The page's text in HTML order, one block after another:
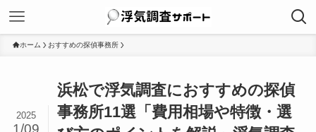
ホーム おすすめの探偵事務所
浜松で浮気調査におすすめの探偵
事務所11選「費用相場や特徴・選
2025
1/09